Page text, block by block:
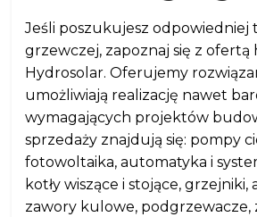
Jeśli poszukujesz odpowiedniej
grzewczej, zapoznaj się z
Hydrosolar. Oferujemy
umożliwiają realizację nawet
wymagających projektów
sprzedaży znajdują się: pompy
fotowoltaika, automatyka i
kotły wiszące i stojące, grzejniki,
zawory kulowe, podgrzewacze,